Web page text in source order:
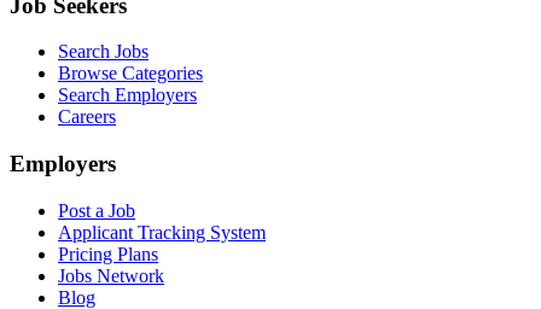
Search Jobs
Browse Categories
Search Employers
Careers
Employers
Post a Job
Applicant Tracking System
Pricing Plans
Jobs Network
Blog